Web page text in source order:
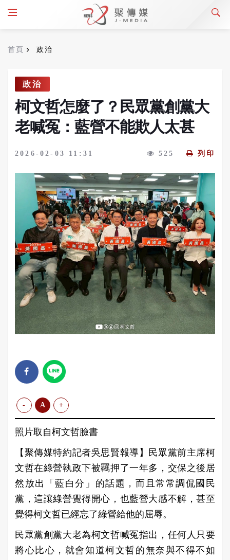
首頁 政治
政治
柯文哲怎麼了？民眾黨創黨大
老喊冤：藍營不能欺人太甚
2026-02-03 11:31 525 列印
- A +
照片取自柯文哲臉書
【聚傳媒特約記者吳思賢報導】民眾黨前主席柯
文哲在綠營執政下被羈押了一年多，交保之後居
然放出「藍白分」的話題，而且常常調侃國民
黨，這讓綠營覺得開心，也藍營大感不解，甚至
覺得柯文哲已經忘了綠營給他的屈辱。
民眾黨創黨大老為柯文哲喊冤指出，任何人只要
將心比心，就會知道柯文哲的無奈與不得不如